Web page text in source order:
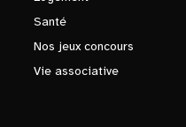
Santé
Nos jeux concours
Vie associative